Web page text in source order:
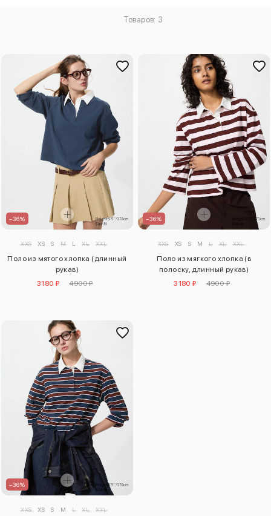
Товаров: 3
–36%
XXS XS S M L XL XXL
Поло из мятого хлопка (длинный
рукав)
3180 ₽
4900 ₽
–36%
XXS XS S M L XL XXL
Поло из мягкого хлопка (в
полоску, длинный рукав)
3180 ₽
4900 ₽
–36%
XXS XS S M L XL XXL